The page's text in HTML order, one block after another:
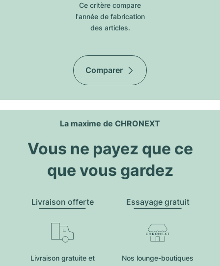
Ce critère compare
l'année de fabrication
des articles.
Comparer
La maxime de CHRONEXT
Vous ne payez que ce
que vous gardez
Livraison offerte
Livraison gratuite et
Essayage gratuit
Nos lounge-boutiques